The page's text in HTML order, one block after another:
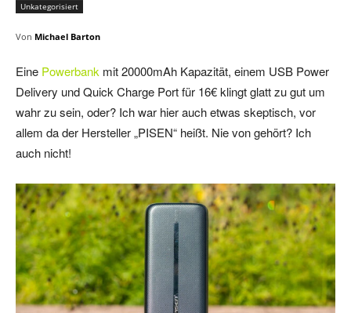
Unkategorisiert
Von Michael Barton
Eine Powerbank mit 20000mAh Kapazität, einem USB Power
Delivery und Quick Charge Port für 16€ klingt glatt zu gut um
wahr zu sein, oder? Ich war hier auch etwas skeptisch, vor
allem da der Hersteller „PISEN“ heißt. Nie von gehört? Ich
auch nicht!